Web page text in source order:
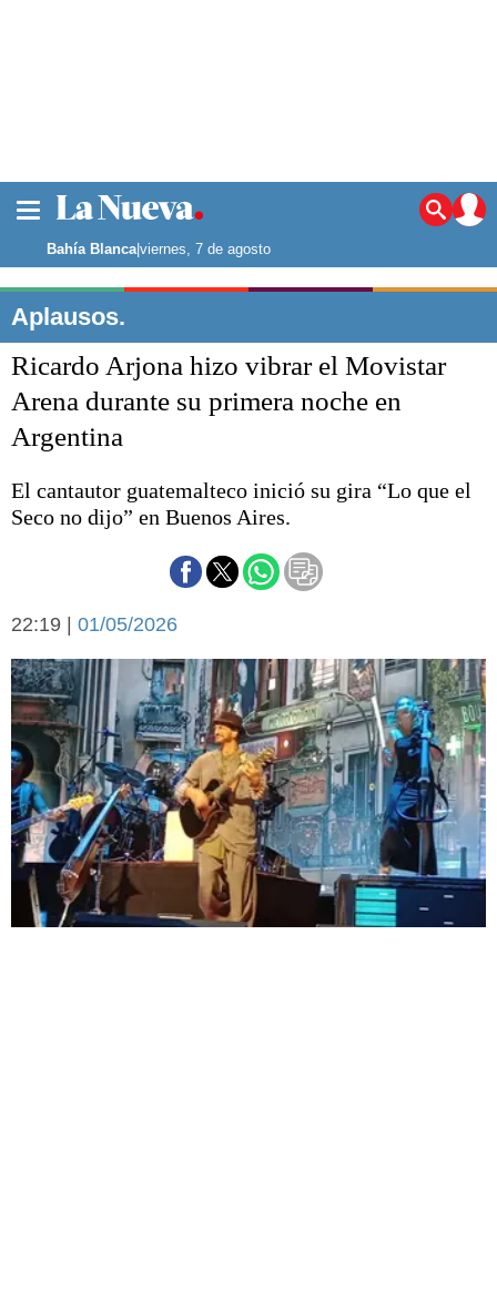
Noticias
La ciudad
Punta Alta
El mundo
Seguridad
Deportes
Liga del Sur
Básquetbol
Federal A
Economía y campo
Economía y finanzas
Con el campo
Espacio empresas
Sociedad y tiempo
libre
Sociedad
Tecnología
Turismo
Salud
Es viral
El tiempo
Bahía Blanca|viernes, 7 de agosto
Aplausos.
Ricardo Arjona hizo vibrar el Movistar
Arena durante su primera noche en
Argentina
El cantautor guatemalteco inició su gira “Lo que el
Seco no dijo” en Buenos Aires.
22:19 | 01/05/2026